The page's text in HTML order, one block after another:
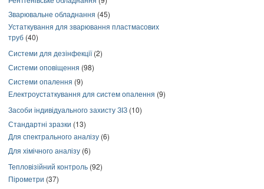
Зварювальне обладнання (45)
Устаткування для зварювання пластмасових
труб (40)
Системи для дезінфекції(2)
Системи оповіщення (98)
Системи опалення (9)
Електроустаткування для систем опалення (9)
Засоби індивідуального захисту ЗІЗ (10)
Стандартні зразки (13)
Для спектрального аналізу (6)
Для хімічного аналізу (6)
Тепловізійний контроль (92)
Пірометри (37)